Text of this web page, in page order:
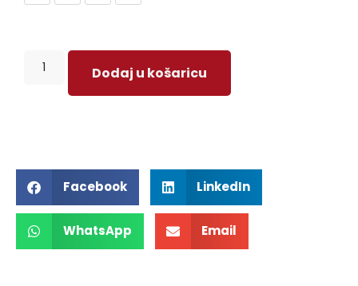
Dodaj u košaricu
Facebook LinkedIn
WhatsApp Email